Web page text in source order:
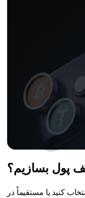
پول بسازیم؟
کنید یا مستقیماً در